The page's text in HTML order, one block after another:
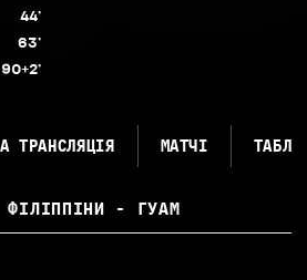
44'
63'
90+2'
ТРАНСЛЯЦІЯ МАТЧІ
ФІЛІППІНИ - ГУАМ